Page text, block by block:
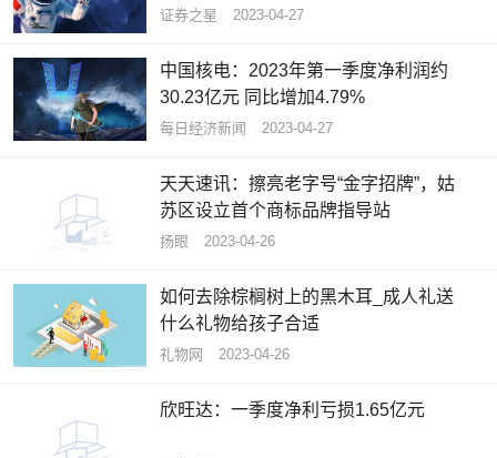
证券之星 2023-04-27
中国核电：2023年第一季度净利润约
30.23亿元 同比增加4.79%
每日经济新闻 2023-04-27
天天速讯：擦亮老字号“金字招牌”，姑
苏区设立首个商标品牌指导站
扬眼 2023-04-26
如何去除棕榈树上的黑木耳_成人礼送
什么礼物给孩子合适
礼物网 2023-04-26
欣旺达：一季度净利亏损1.65亿元